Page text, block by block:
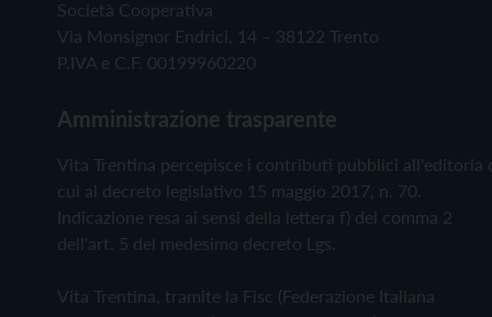
Società Cooperativa
Via Monsignor Endrici, 14 – 38122 Trento
P.IVA e C.F. 00199960220
Amministrazione trasparente
Vita Trentina percepisce i contributi pubblici all'editoria
cui al decreto legislativo 15 maggio 2017, n. 70.
Indicazione resa ai sensi della lettera f) del comma 2
dell'art. 5 del medesimo decreto Lgs.
Vita Trentina, tramite la Fisc (Federazione Italiana